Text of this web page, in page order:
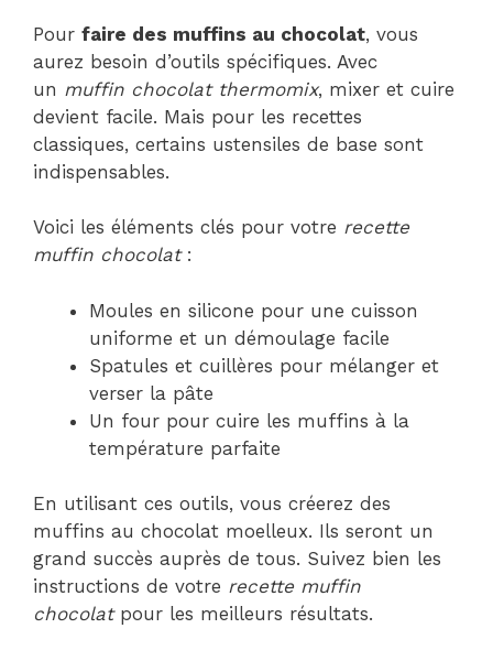
Pour faire des muffins au chocolat, vous
aurez besoin d’outils spécifiques. Avec
un muffin chocolat thermomix, mixer et cuire
devient facile. Mais pour les recettes
classiques, certains ustensiles de base sont
indispensables.
Voici les éléments clés pour votre recette
muffin chocolat:
Moules en silicone pour une cuisson
uniforme et un démoulage facile
Spatules et cuillères pour mélanger et
verser la pâte
Un four pour cuire les muffins à la
température parfaite
En utilisant ces outils, vous créerez des
muffins au chocolat moelleux. Ils seront un
grand succès auprès de tous. Suivez bien les
instructions de votre recette muffin
chocolatpour les meilleurs résultats.